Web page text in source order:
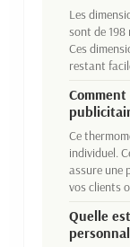
Les
sont de 198
Ces
restant
Ce
individuel.
assure une
vos clients
Quelle